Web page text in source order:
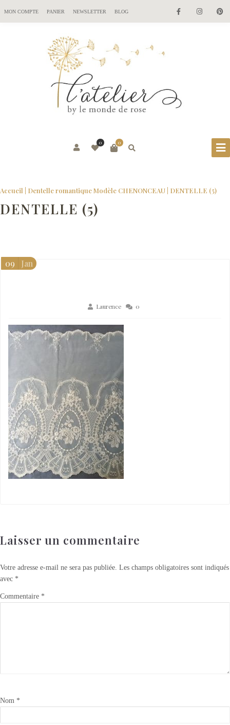
MON COMPTE PANIER NEWSLETTER BLOG
0
0
Accueil Dentelle romantique Modèle CHENONCEAU DENTELLE (5)
DENTELLE (5)
Laurence 0
09 Jan
Laisser un commentaire
Votre adresse e-mail ne sera pas publiée. Les champs obligatoires sont indiqués
avec *
Commentaire *
Nom *